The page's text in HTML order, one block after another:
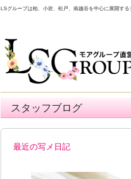
LSグループは柏、小岩、松戸、南越谷を中心に展開す
スタッフブログ
最近の写メ日記